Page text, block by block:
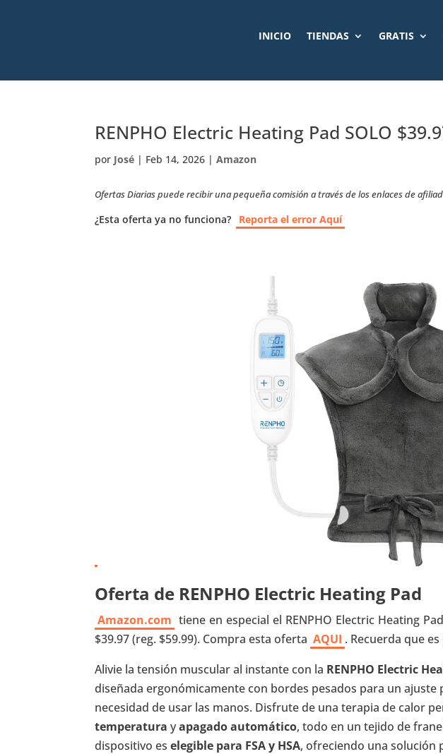
INICIO TIENDAS GRATIS
RENPHO Electric Heating Pad SOLO
por José | Feb 14, 2026 |Amazon
Ofertas Diarias puede recibir una pequeña comisión a través de los enlaces de
¿Esta oferta ya no funciona? Reporta el error Aquí
Oferta de RENPHO Electric Heating Pad
Amazon.com tiene en especial el RENPHO Electric Heating
$39.97 (reg. $59.99). Compra esta oferta AQUI . Recuerda que
Alivie la tensión muscular al instante con la RENPHO Electric
diseñada ergonómicamente con bordes pesados para un ajuste
necesidad de usar las manos. Disfrute de una terapia de calor
temperatura yapagado automático, todo en un tejido de
dispositivo eselegible para FSA y HSA, ofreciendo una solución